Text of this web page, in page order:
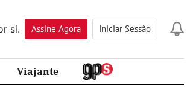
si.
Assine Agora Iniciar Sessão
Viajante